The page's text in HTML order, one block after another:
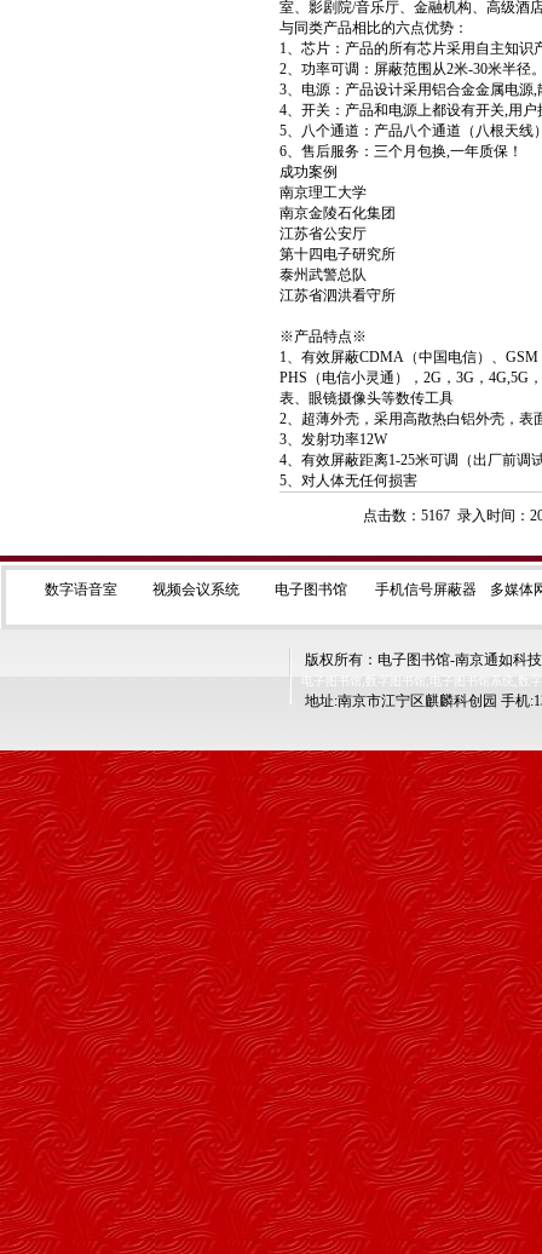
室、影剧院/音乐厅、金融机构、高级酒
与同类产品相比的六点优势：
1、芯片：产品的所有芯片采用自主知
2、功率可调：屏蔽范围从2米-30米半径
3、电源：产品设计采用铝合金金属电
4、开关：产品和电源上都设有开关,用
5、八个通道：产品八个通道（八根天
6、售后服务：三个月包换,一年质保！
成功案例
南京理工大学
南京金陵石化集团
江苏省公安厅
第十四电子研究所
泰州武警总队
江苏省泗洪看守所
※产品特点※
1、有效屏蔽CDMA（中国电信）、
PHS（电信小灵通），2G，3G，
表、眼镜摄像头等数传工具
2、超薄外壳，采用高散热白铝外壳，
3、发射功率12W
4、有效屏蔽距离1-25米可调（出厂前调
5、对人体无任何损害
点击数：5167 录入时间：
数字语音室 视频会议系统 电子图书馆 手机信号屏蔽器 多媒体
版权所有：电子图书馆-南京通如科
电子图书馆,数字图书馆,电子图书馆系统,数
地址:南京市江宁区麒麟科创园 手机